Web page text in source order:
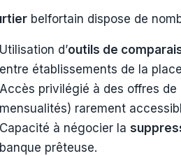
belfortain dispose de
Utilisation d’outils de
entre établissements de la
Accès privilégié à des offres de
mensualités) rarement
Capacité à négocier la
banque prêteuse.